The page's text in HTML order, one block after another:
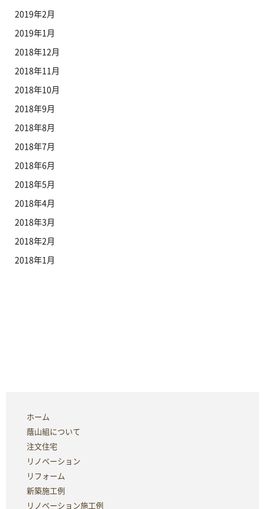
2019年2月
2019年1月
2018年12月
2018年11月
2018年10月
2018年9月
2018年8月
2018年7月
2018年6月
2018年5月
2018年4月
2018年3月
2018年2月
2018年1月
ホーム
蔭山組について
注文住宅
リノベーション
リフォーム
新築施工例
リノベーション施工例